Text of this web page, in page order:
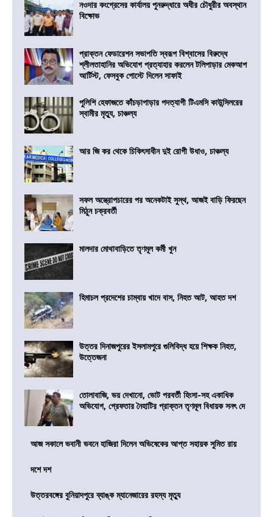
নওদার কংগ্রেসের কার্যালয় পুনরুদ্ধারে অধীর চৌধুরীর অবস্থান
বিক্ষোভ
প্রাক্তন ফেডারেশন সভাপতি স্বরূপ বিশ্বাসের বিরুদ্ধে
শ্লীলতাহানির অভিযোগ প্রত্যাহার করলেন টলিপাড়ার মেকআপ
আর্টিস্ট, ফেসবুক পোস্টে দিলেন সাফাই
পুলিশি হেফাজতে কাঁচড়াপাড়ার পদত্যাগী টিএমসি কাউন্সিলরের
স্বামীর মৃত্যু, চাঞ্চল্য
আর জি কর থেকে চিকিৎসাধীন দুই রোগী উধাও, চাঞ্চল্য
সফল অস্ত্রোপচারের পর অনেকটাই সুস্থ, আজই বাড়ি ফিরছেন
মিঠুন চক্রবর্তী
মালদার মোথাবাড়িতে তৃণমূল কর্মী খুন
হিমাচল প্রদেশের চাম্বায় খাদে বাস, নিহত আট, আহত দশ
উত্তর দিনাজপুরের ইসলামপুরে গুলিবিদ্ধ হয়ে শিক্ষক নিহত,
উত্তেজনা
তোলাবাজি, ভয় দেখানো, ভোট পরবর্তী হিংসা-সহ একাধিক
অভিযোগ, গ্রেফতার নৈহাটির প্রাক্তন তৃণমূল বিধায়ক সনৎ দে
আজ সকালে ভবানী ভবনে হাজিরা দিলেন অভিষেকের আপ্ত সহায়ক সুমিত রায়
দশে দশ
উত্তরবঙ্গের বুনিয়াদপুরে ব্যাঙ্ক ম্যানেজারের রহস্য মৃত্যু